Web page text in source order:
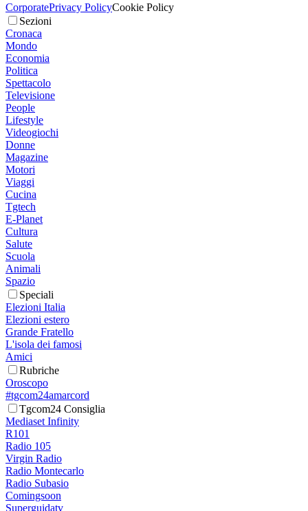
CorporatePrivacy PolicyCookie Policy
Sezioni
Cronaca
Mondo
Economia
Politica
Spettacolo
Televisione
People
Lifestyle
Videogiochi
Donne
Magazine
Motori
Viaggi
Cucina
Tgtech
E-Planet
Cultura
Salute
Scuola
Animali
Spazio
Speciali
Elezioni Italia
Elezioni estero
Grande Fratello
L'isola dei famosi
Amici
Rubriche
Oroscopo
#tgcom24amarcord
Tgcom24 Consiglia
Mediaset Infinity
R101
Radio 105
Virgin Radio
Radio Montecarlo
Radio Subasio
Comingsoon
Superguidatv